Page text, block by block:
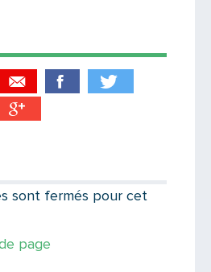
sont fermés pour cet
page